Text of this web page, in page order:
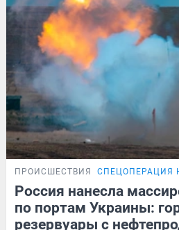
ПРОИСШЕСТВИЯ СПЕЦОПЕРАЦИЯ
Россия нанесла
по портам Украины:
резервуары с